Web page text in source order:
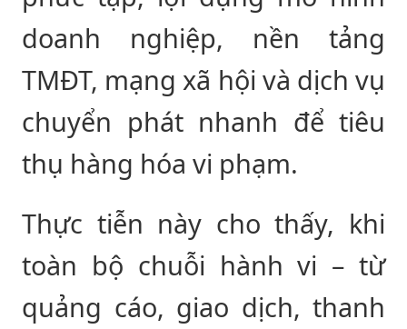
doanh nghiệp, nền tảng
TMĐT, mạng xã hội và dịch vụ
chuyển phát nhanh để tiêu
thụ hàng hóa vi phạm.
Thực tiễn này cho thấy, khi
toàn bộ chuỗi hành vi – từ
quảng cáo, giao dịch, thanh